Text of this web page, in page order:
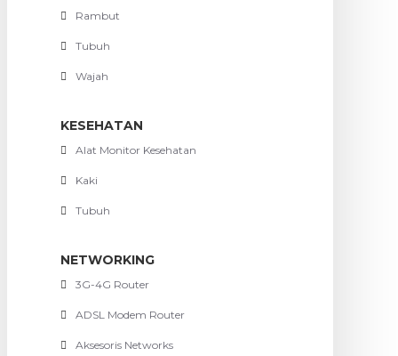
Rambut
Tubuh
Wajah
KESEHATAN
Alat Monitor Kesehatan
Kaki
Tubuh
NETWORKING
3G-4G Router
ADSL Modem Router
Aksesoris Networks